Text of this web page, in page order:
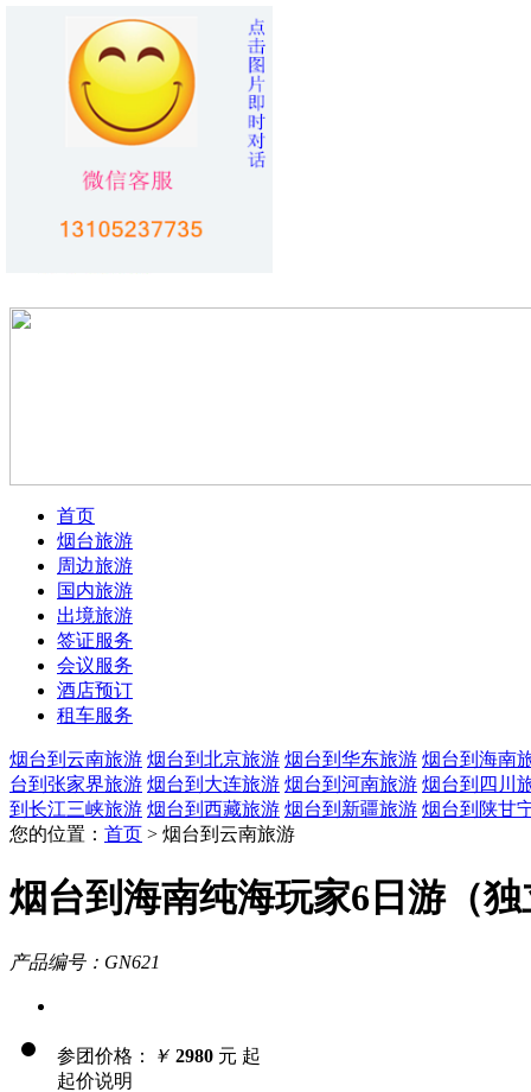
您好！欢迎访问烟台旅行社 ！！
加入收藏
首页
烟台旅游
周边旅游
国内旅游
出境旅游
签证服务
会议服务
酒店预订
租车服务
烟台到云南旅游 烟台到北京旅游 烟台到华东旅游 烟台到海南
台到张家界旅游 烟台到大连旅游 烟台到河南旅游 烟台到四川
到长江三峡旅游 烟台到西藏旅游 烟台到新疆旅游 烟台到陕甘
您的位置： 首页 > 烟台到云南旅游
烟台到海南纯海玩家6日游（
产品编号：GN621
参团价格： ￥ 2980 元 起
起价说明